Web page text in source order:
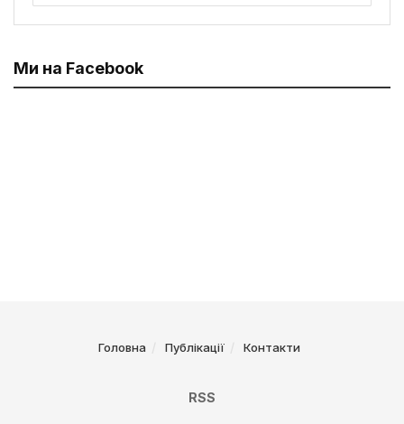
Ми на Facebook
Головна Публікації Контакти
RSS